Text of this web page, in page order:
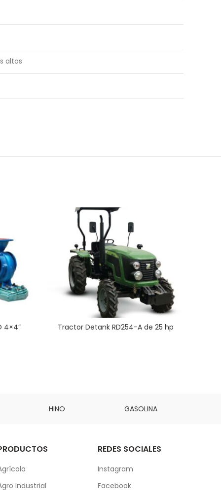
altos
4×4” Tractor Detank RD254-A de 25 hp
HINO GASOLINA
Industrial
REDES SOCIALES
Instagram
Facebook